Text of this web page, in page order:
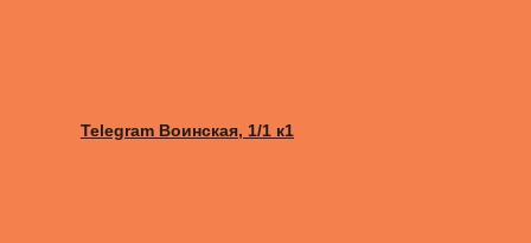
Telegram Воинская, 1/1 к1